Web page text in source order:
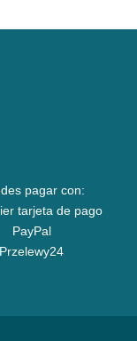
pagar con:
tarjeta de pago
PayPal
Przelewy24